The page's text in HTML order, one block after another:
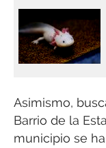
Asimismo,
Barrio de la
municipio se